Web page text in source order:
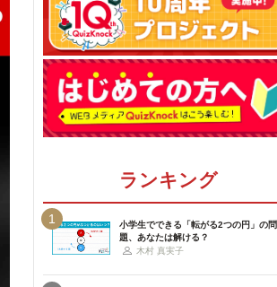
ランキング
1
小学生でできる「転がる2つの円」の問
題、あなたは解ける？
木村 真実子